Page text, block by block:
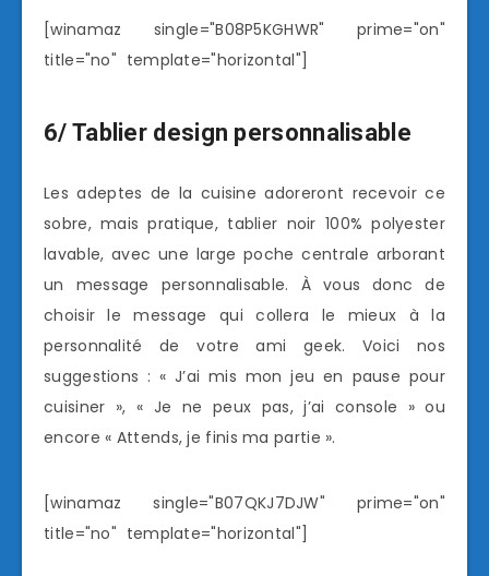
[winamaz single="B08P5KGHWR" prime="on"
title="no" template="horizontal"]
6/ Tablier design personnalisable
Les adeptes de la cuisine adoreront recevoir ce
sobre, mais pratique, tablier noir 100% polyester
lavable, avec une large poche centrale arborant
un message personnalisable. À vous donc de
choisir le message qui collera le mieux à la
personnalité de votre ami geek. Voici nos
suggestions : « J’ai mis mon jeu en pause pour
cuisiner », « Je ne peux pas, j’ai console » ou
encore « Attends, je finis ma partie ».
[winamaz single="B07QKJ7DJW" prime="on"
title="no" template="horizontal"]